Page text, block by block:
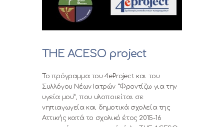
THE ACESO project
Το πρόγραμμα του 4eProject και του
Συλλόγου Νέων Ιατρών “Φροντίζω για την
υγεία μου”, που υλοποιείται σε
νηπιαγωγεία και δημοτικά σχολεία της
Αττικής κατά το σχολικό έτος 2015-16